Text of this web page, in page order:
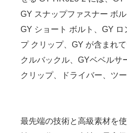
GY スナップファスナー ボル
GY ショート ボルト、GY ロ
プ クリップ、GY が含まれ
クルバックル、GYベベルサ
クリップ、ドライバー、ツー
最先端の技術と高級素材を